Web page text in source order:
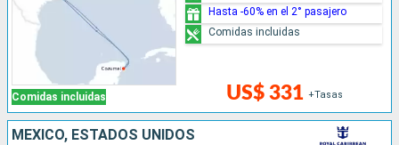
Comidas incluidas US$ 331 +Tasas
Hasta -60% en el 2° pasajero
Comidas incluidas
MÉXICO, ESTADOS UNIDOS